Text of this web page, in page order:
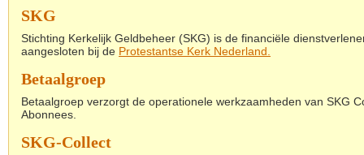
SKG
Stichting Kerkelijk Geldbeheer (SKG) is de financiële
aangesloten bij de Protestantse Kerk Nederland
Betaalgroep
Betaalgroep verzorgt de operationele werkzaamheden van SKG
Abonnees.
SKG-Collect